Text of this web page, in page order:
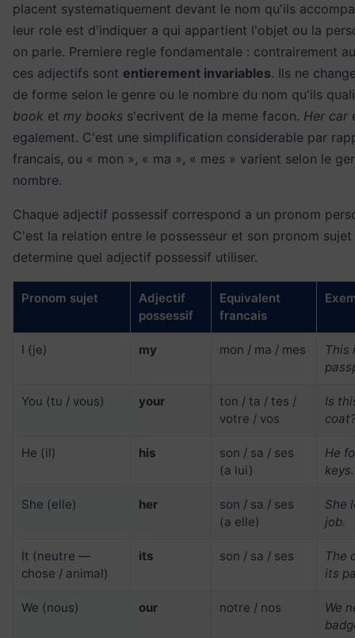
placent systematiquement devant le nom qu'ils
leur role est d'indiquer a qui appartient l'objet ou la
on parle. Premiere regle fondamentale : contrairement
ces adjectifs sont entierement invariables. Ils ne
de forme selon le genre ou le nombre du nom qu'ils
book et my books s'ecrivent de la meme facon. Her car
egalement. C'est une simplification considerable par
francais, ou « mon », « ma », « mes » varient selon le
nombre.
Chaque adjectif possessif correspond a un pronom
C'est la relation entre le possesseur et son pronom
determine quel adjectif possessif utiliser.
Pronom sujet
Adjectif
possessif
Equivalent
francais
I (je) my mon / ma / mes
This
You (tu / vous) your
ton / ta / tes /
votre / vos
Is
He (il) his
son / sa / ses
(a lui)
He
keys.
She (elle) her
son / sa / ses
(a elle)
She
job.
It (neutre —
chose / animal)
its son / sa / ses
The
its
We (nous) our notre / nos
We